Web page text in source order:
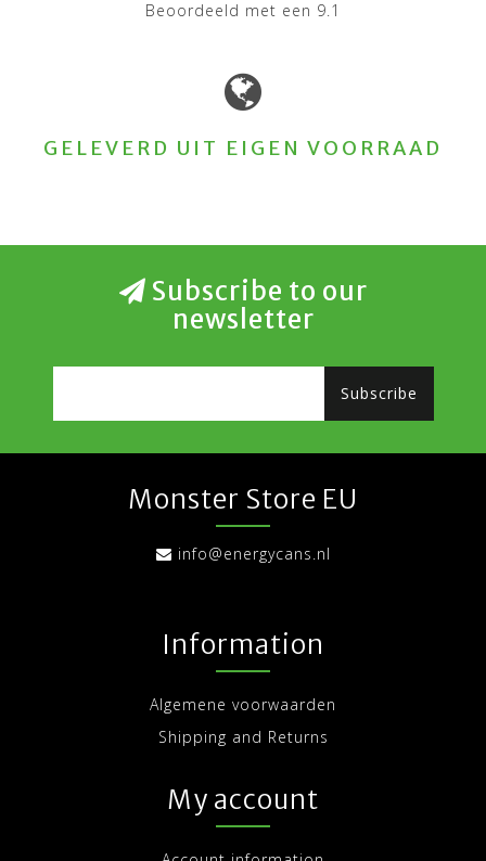
Beoordeeld met een 9.1
GELEVERD UIT EIGEN VOORRAAD
Subscribe to our
newsletter
Subscribe
Monster Store EU
info@energycans.nl
Information
Algemene voorwaarden
Shipping and Returns
My account